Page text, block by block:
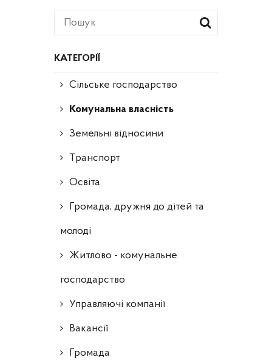
КАТЕГОРІЇ
Сільське господарство
Комунальна власність
Земельні відносини
Транспорт
Освіта
Громада, дружня до дітей та
молоді
Житлово - комунальне
господарство
Управляючі компанії
Ваканcії
Громада